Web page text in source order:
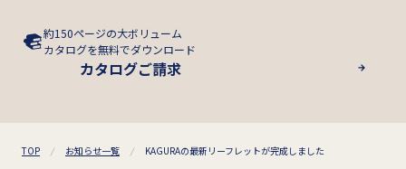
約150ページの大ボリューム
カタログを無料でダウンロード
カタログご請求
TOP お知らせ一覧 KAGURAの最新リーフレットが完成しました